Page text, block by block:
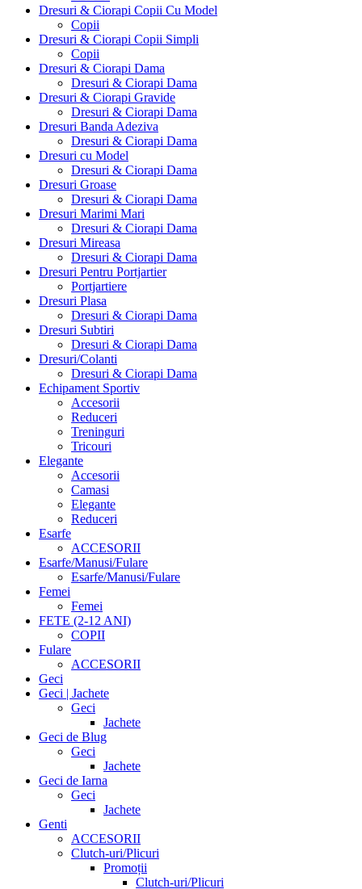
Dresuri & Ciorapi Copii Cu Model
Copii
Dresuri & Ciorapi Copii Simpli
Copii
Dresuri & Ciorapi Dama
Dresuri & Ciorapi Dama
Dresuri & Ciorapi Gravide
Dresuri & Ciorapi Dama
Dresuri Banda Adeziva
Dresuri & Ciorapi Dama
Dresuri cu Model
Dresuri & Ciorapi Dama
Dresuri Groase
Dresuri & Ciorapi Dama
Dresuri Marimi Mari
Dresuri & Ciorapi Dama
Dresuri Mireasa
Dresuri & Ciorapi Dama
Dresuri Pentru Portjartier
Portjartiere
Dresuri Plasa
Dresuri & Ciorapi Dama
Dresuri Subtiri
Dresuri & Ciorapi Dama
Dresuri/Colanti
Dresuri & Ciorapi Dama
Echipament Sportiv
Accesorii
Reduceri
Treninguri
Tricouri
Elegante
Accesorii
Camasi
Elegante
Reduceri
Esarfe
ACCESORII
Esarfe/Manusi/Fulare
Esarfe/Manusi/Fulare
Femei
Femei
FETE (2-12 ANI)
COPII
Fulare
ACCESORII
Geci
Geci | Jachete
Geci
Jachete
Geci de Blug
Geci
Jachete
Geci de Iarna
Geci
Jachete
Genti
ACCESORII
Clutch-uri/Plicuri
Promoții
Clutch-uri/Plicuri